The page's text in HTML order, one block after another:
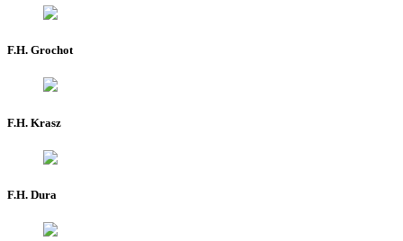
F.H. Grochot
F.H. Krasz
F.H. Dura